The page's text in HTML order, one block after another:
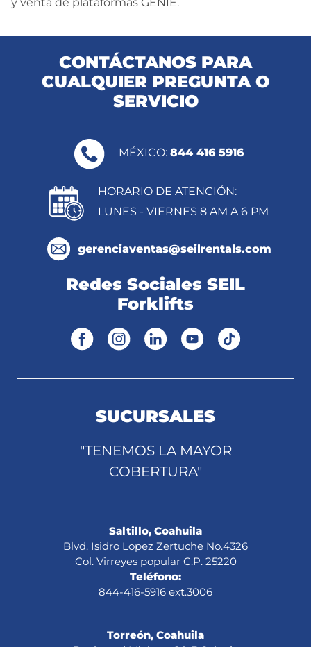
y venta de plataformas GENIE.
CONTÁCTANOS PARA
CUALQUIER PREGUNTA O
SERVICIO
MÉXICO: 844 416 5916
HORARIO DE ATENCIÓN:
LUNES - VIERNES 8 AM A 6 PM
gerenciaventas@seilrentals.com
Redes Sociales SEIL
Forklifts
SUCURSALES
"TENEMOS LA MAYOR
COBERTURA"
Saltillo, Coahuila
Blvd. Isidro Lopez Zertuche No.4326
Col. Virreyes popular C.P. 25220
Teléfono:
844-416-5916 ext.3006
Torreón, Coahuila